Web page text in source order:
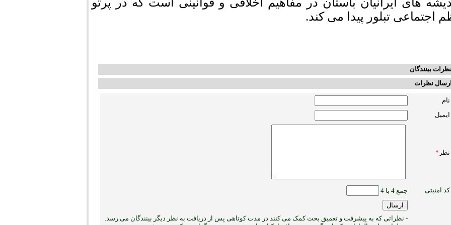
اجتماعی تبلور پیدا می کند.
نظرات بینندگان
ارسال نظرات
نام
ایمیل
نظر *
کد امنیتی جمع 4 با 4
- نظراتی که به پیشرفت و تعمیق بحث کمک می کنند در مدت کوتاهی پس از دریافت به نظر دیگر بینندگان می رسد.